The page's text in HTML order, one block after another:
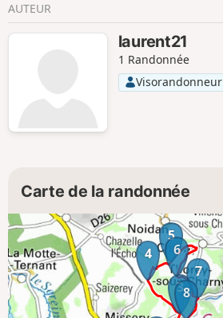
AUTEUR
laurent21
1 Randonnée
Visorandonneur
Carte de la randonnée
3
4
5
6
7
8